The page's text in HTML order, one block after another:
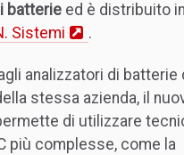
batterie ed è distribuito
Sistemi
.
analizzatori di batterie
stessa azienda, il
di utilizzare
più complesse, come la